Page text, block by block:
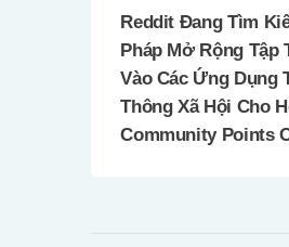
Reddit Đang Tìm
Pháp Mở Rộng Tập
Vào Các Ứng Dụng
Thông Xã Hội Cho
Community Points